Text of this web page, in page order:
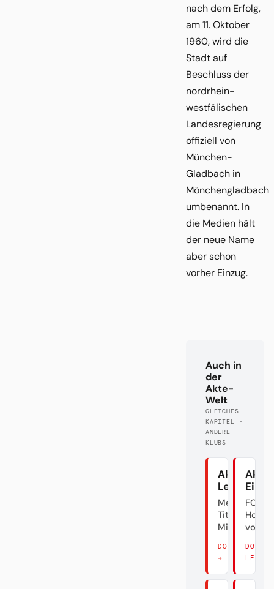
nach dem Erfolg,
am 11. Oktober
1960, wird die
Stadt auf
Beschluss der
nordrhein-
westfälischen
Landesregierung
offiziell von
München-
Gladbach in
Mönchengladbach
umbenannt. In
die Medien hält
der neue Name
aber schon
vorher Einzug.
Auch in
der
Akte-
Welt
GLEICHES
KAPITEL ·
ANDERE
KLUBS
Akte
Meister.
Titel? Äh...
Mist.
DORT LESEN
→
Akte
FC
vom
DORT
LESEN